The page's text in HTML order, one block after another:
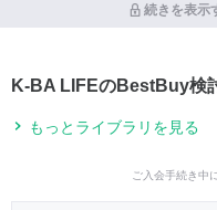
続きを表示
K-BA LIFEのBestBuy検
もっとライブラリを見る
ご入会手続き中